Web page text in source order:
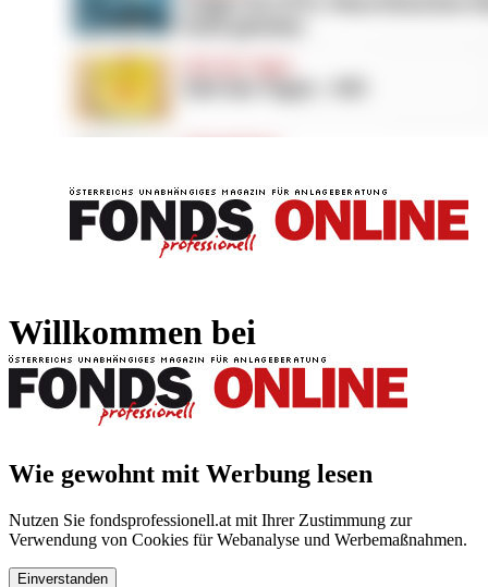
Willkommen bei
Wie gewohnt mit Werbung lesen
Nutzen Sie fondsprofessionell.at mit Ihrer Zustimmung zur
Verwendung von Cookies für Webanalyse und Werbemaßnahmen.
Einverstanden